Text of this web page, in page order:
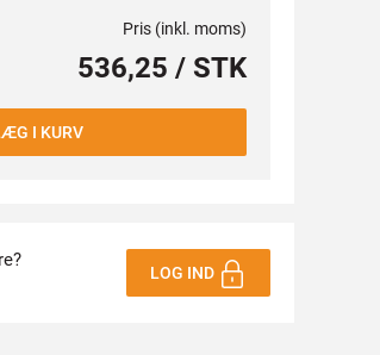
Pris (inkl. moms)
536,25 / STK
I KURV
LOG IND